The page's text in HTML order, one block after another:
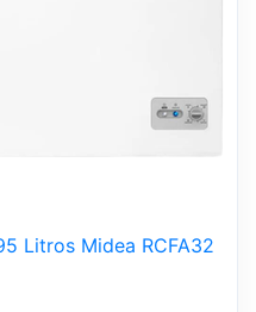
Litros Midea RCFA32